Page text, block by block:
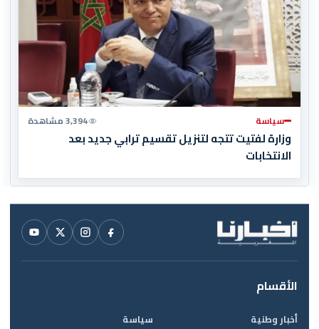
سياسة 3,394 مشاهدة
وزارة لفتيت تتجه لتنزيل تقسيم ترابي جديد بعد
الانتخابات
الأقسام
أخبار وطنية
سياسة